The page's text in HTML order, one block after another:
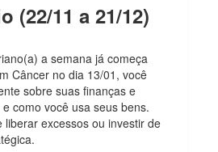
(22/11 a 21/12)
a semana já começa
Câncer no dia 13/01, você
sobre suas finanças e
como você usa seus bens.
liberar excessos ou investir de